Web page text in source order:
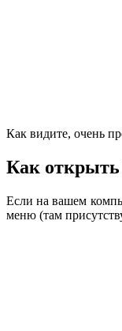
Как видите, очень
Как открыть
Если на вашем
меню (там